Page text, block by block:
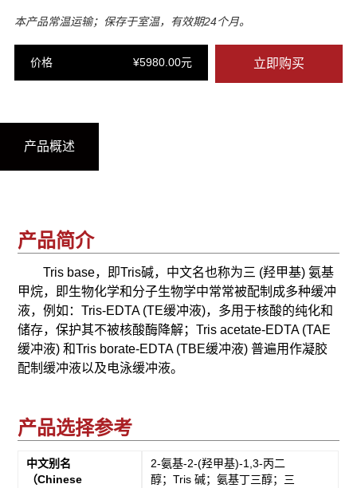
本产品常温运输；保存于室温，有效期24个月。
价格 ¥5980.00元 立即购买
产品概述
产品简介
Tris base，即Tris碱，中文名也称为三 (羟甲基) 氨基
甲烷，即生物化学和分子生物学中常常被配制成多种缓冲
液，例如：Tris-EDTA (TE缓冲液)，多用于核酸的纯化和
储存，保护其不被核酸酶降解；Tris acetate-EDTA (TAE
缓冲液) 和Tris borate-EDTA (TBE缓冲液) 普遍用作凝胶
配制缓冲液以及电泳缓冲液。
产品选择参考
中文别名
（Chinese
2-氨基-2-(羟甲基)-1,3-丙二
醇；Tris 碱；氨基丁三醇；三